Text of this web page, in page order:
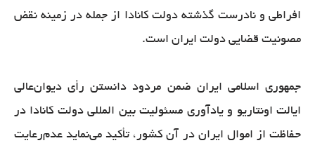
افراطی و نادرست گذشته دولت کانادا از جمله در زمینه نقض
مصونیت قضایی دولت ایران است.
جمهوری اسلامی ایران ضمن مردود دانستن رأی دیوان‌عالی
ایالت اونتاریو و یادآوری مسئولیت بین المللی دولت کانادا در
حفاظت از اموال ایران در آن کشور، تأکید می‌نماید عدم‌رعایت